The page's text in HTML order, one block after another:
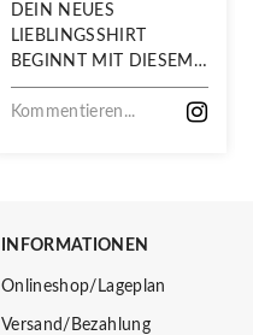
DEIN NEUES
LIEBLINGSSHIRT
BEGINNT MIT DIESEM
STOFF
Kommentieren...
INFORMATIONEN
Onlineshop/Lageplan
Versand/Bezahlung